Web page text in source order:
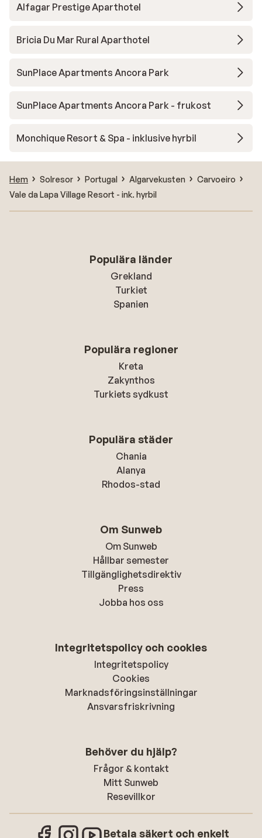
Alfagar Prestige Aparthotel
Bricia Du Mar Rural Aparthotel
SunPlace Apartments Ancora Park
SunPlace Apartments Ancora Park - frukost
Monchique Resort & Spa - inklusive hyrbil
Hem Solresor Portugal Algarvekusten
Carvoeiro
Vale da Lapa Village Resort - ink. hyrbil
Populära länder
Grekland
Turkiet
Spanien
Populära regioner
Kreta
Zakynthos
Turkiets sydkust
Populära städer
Chania
Alanya
Rhodos-stad
Om Sunweb
Om Sunweb
Hållbar semester
Tillgänglighetsdirektiv
Press
Jobba hos oss
Integritetspolicy och cookies
Integritetspolicy
Cookies
Marknadsföringsinställningar
Ansvarsfriskrivning
Behöver du hjälp?
Frågor & kontakt
Mitt Sunweb
Resevillkor
Betala säkert och enkelt